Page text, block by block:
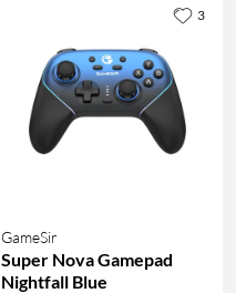
GameSir
Super Nova Gamepad
Nightfall Blue
3